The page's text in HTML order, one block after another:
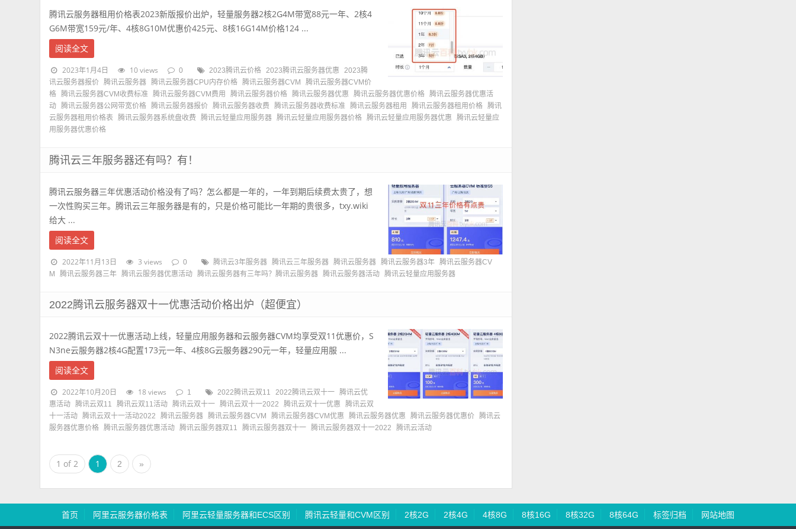
腾讯云服务器租用价格表2023新版报价出炉，轻量服务器2核2G4M带宽88元一年、2核4
G6M带宽159元/年、4核8G10M优惠价425元、8核16G14M价格124 ...
阅读全文
2023年1月4日 10 views 0 2023腾讯云价格 2023腾讯云服务器优惠
2023腾
讯云服务器报价 腾讯云服务器 腾讯云服务器CPU内存价格 腾讯云服务器CVM
腾讯云服务器CVM价
格 腾讯云服务器CVM收费标准 腾讯云服务器CVM费用 腾讯云服务器价格 腾讯云服务器优惠 腾讯云服务器优惠价格 腾讯云服务器优惠活
动 腾讯云服务器公网带宽价格 腾讯云服务器报价 腾讯云服务器收费 腾讯云服务器收费标准 腾讯云服务器租用 腾讯云服务器租用价格 腾讯
云服务器租用价格表
腾讯云服务器系统盘收费 腾讯云轻量应用服务器 腾讯云轻量应用服务器价格 腾讯云轻量应用服务器优惠
腾讯云轻量应
用服务器优惠价格
腾讯云三年服务器还有吗？有！
腾讯云服务器三年优惠活动价格没有了吗？怎么都是一年的，一年到期后续费太贵了，想
一次性购买三年。腾讯云三年服务器是有的，只是价格可能比一年期的贵很多，txy.wiki
给大 ...
阅读全文
2022年11月13日 3 views 0 腾讯云3年服务器 腾讯云三年服务器 腾讯云服务器 腾讯云服务器3年 腾讯云服务器CV
M
腾讯云服务器三年 腾讯云服务器优惠活动 腾讯云服务器有三年吗？腾讯云服务器 腾讯云服务器活动 腾讯云轻量应用服务器
2022腾讯云服务器双十一优惠活动价格出炉（超便宜）
2022腾讯云双十一优惠活动上线，轻量应用服务器和云服务器CVM均享受双11优惠价，S
N3ne云服务器2核4G配置173元一年、4核8G云服务器290元一年，轻量应用服 ...
阅读全文
2022年10月20日 18 views 1 2022腾讯云双11 2022腾讯云双十一 腾讯云优
惠活动 腾讯云双11 腾讯云双11活动 腾讯云双十一 腾讯云双十一2022 腾讯云双十一优惠
腾讯云双
十一活动 腾讯云双十一活动2022 腾讯云服务器 腾讯云服务器CVM 腾讯云服务器CVM优惠 腾讯云服务器优惠 腾讯云服务器优惠价 腾讯云
服务器优惠价格 腾讯云服务器优惠活动 腾讯云服务器双11 腾讯云服务器双十一 腾讯云服务器双十一2022 腾讯云活动
1 of 2 1 2 »
首页 阿里云服务器价格表 阿里云轻量服务器和ECS区别 腾讯云轻量和CVM区别 2核2G 2核4G 4核8G 8核16G 8核32G 8核64G 标签归档 网站地图